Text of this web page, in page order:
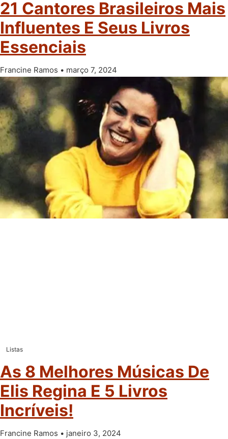
21 Cantores Brasileiros Mais
Influentes E Seus Livros
Essenciais
Francine Ramos março 7, 2024
Listas
As 8 Melhores Músicas De
Elis Regina E 5 Livros
Incríveis!
Francine Ramos janeiro 3, 2024